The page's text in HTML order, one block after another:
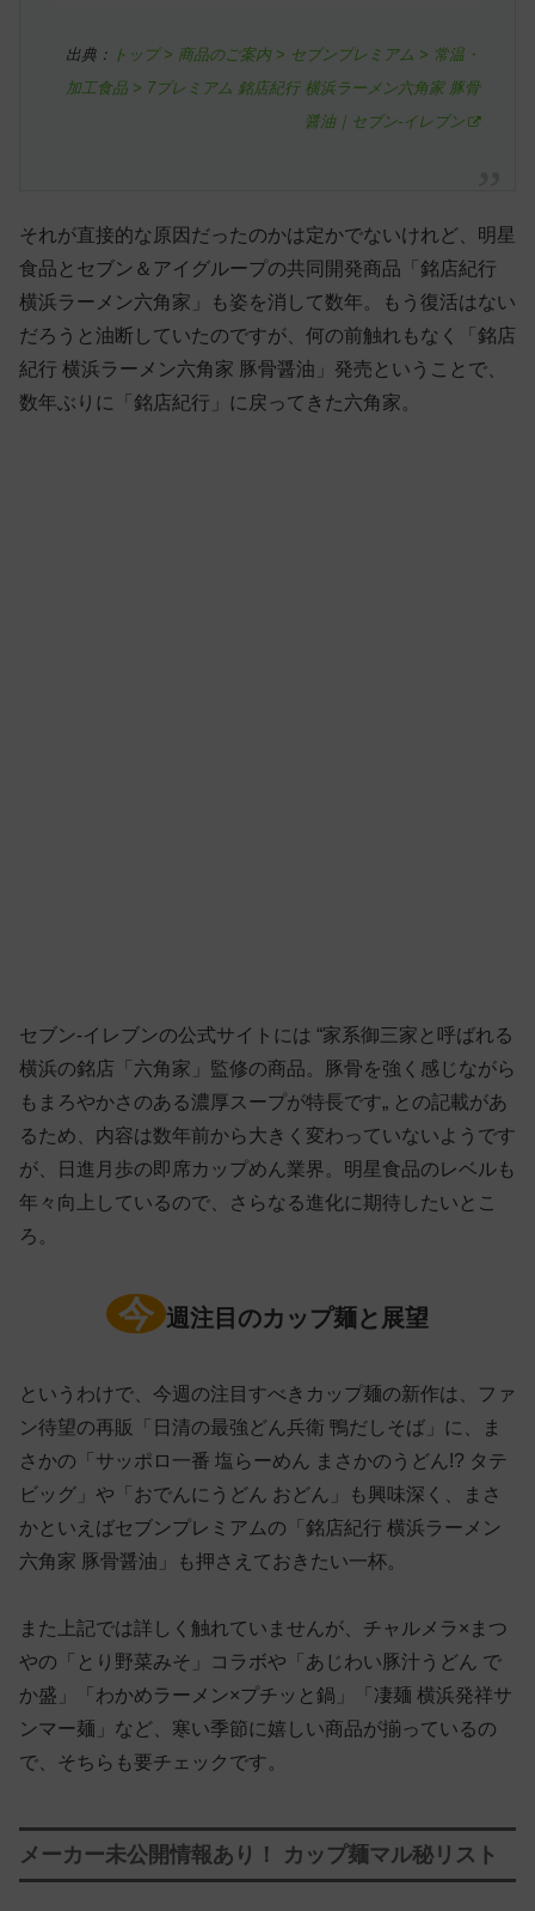
出典： トップ > 商品のご案内 > セブンプレミアム > 常温・
加工食品 > 7プレミアム 銘店紀行 横浜ラーメン六角家 豚骨
醤油｜セブン-イレブン
それが直接的な原因だったのかは定かでないけれど、明星
食品とセブン＆アイグループの共同開発商品「銘店紀行
横浜ラーメン六角家」も姿を消して数年。もう復活はない
だろうと油断していたのですが、何の前触れもなく「銘店
紀行 横浜ラーメン六角家 豚骨醤油」発売ということで、
数年ぶりに「銘店紀行」に戻ってきた六角家。
セブン-イレブンの公式サイトには “家系御三家と呼ばれる
横浜の銘店「六角家」監修の商品。豚骨を強く感じながら
もまろやかさのある濃厚スープが特長です„ との記載があ
るため、内容は数年前から大きく変わっていないようです
が、日進月歩の即席カップめん業界。明星食品のレベルも
年々向上しているので、さらなる進化に期待したいとこ
ろ。
今 週注目のカップ麺と展望
というわけで、今週の注目すべきカップ麺の新作は、ファ
ン待望の再販「日清の最強どん兵衛 鴨だしそば」に、ま
さかの「サッポロ一番 塩らーめん まさかのうどん!? タテ
ビッグ」や「おでんにうどん おどん」も興味深く、まさ
かといえばセブンプレミアムの「銘店紀行 横浜ラーメン
六角家 豚骨醤油」も押さえておきたい一杯。
また上記では詳しく触れていませんが、チャルメラ×まつ
やの「とり野菜みそ」コラボや「あじわい豚汁うどん で
か盛」「わかめラーメン×プチッと鍋」「凄麺 横浜発祥サ
ンマー麺」など、寒い季節に嬉しい商品が揃っているの
で、そちらも要チェックです。
メーカー未公開情報あり！ カップ麺マル秘リスト